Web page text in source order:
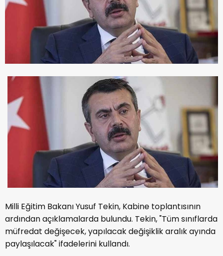
Milli Eğitim Bakanı Yusuf Tekin, Kabine toplantısının
ardından açıklamalarda bulundu. Tekin, "Tüm sınıflarda
müfredat değişecek, yapılacak değişiklik aralık ayında
paylaşılacak" ifadelerini kullandı.